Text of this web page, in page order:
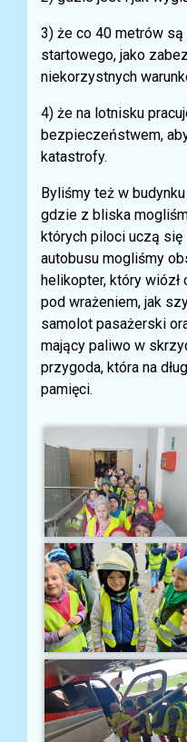
3) że co 40 metrów są
startowego, jako
niekorzystnych
4) że na lotnisku
bezpieczeństwem,
katastrofy.
Byliśmy też w
gdzie z bliska
których piloci uczą się
autobusu mogliśmy
helikopter, który
pod wrażeniem, jak
samolot pasażerski
mający paliwo w
przygoda, która na
pamięci.